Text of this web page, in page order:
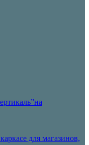
для магазинов,